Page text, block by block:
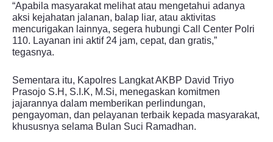
“Apabila masyarakat melihat atau mengetahui adanya
aksi kejahatan jalanan, balap liar, atau aktivitas
mencurigakan lainnya, segera hubungi Call Center Polri
110. Layanan ini aktif 24 jam, cepat, dan gratis,”
tegasnya.
Sementara itu, Kapolres Langkat AKBP David Triyo
Prasojo S.H, S.I.K, M.Si, menegaskan komitmen
jajarannya dalam memberikan perlindungan,
pengayoman, dan pelayanan terbaik kepada masyarakat,
khususnya selama Bulan Suci Ramadhan.